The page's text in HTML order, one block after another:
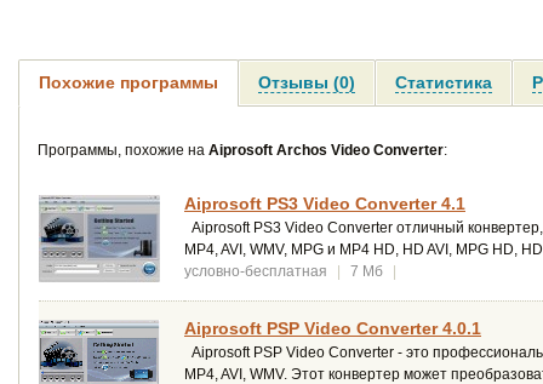
Похожие программы Отзывы (0) Статистика
Программы, похожие на Aiprosoft Archos Video Converter:
Aiprosoft PS3 Video Converter 4.1
Aiprosoft PS3 Video Converter отличный
MP4, AVI, WMV, MPG и MP4 HD, HD AVI, MPG HD,
условно-бесплатная
| 7 Мб |
Aiprosoft PSP Video Converter 4.0.1
Aiprosoft PSP Video Converter - это
MP4, AVI, WMV. Этот конвертер может